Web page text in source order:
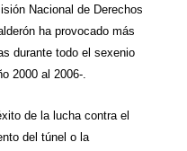
Nacional de Derechos
ha provocado más
durante todo el sexenio
2000 al 2006-.
de la lucha contra el
del túnel o la